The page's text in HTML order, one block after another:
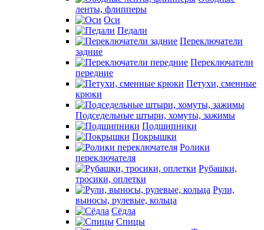
ленты, флипперы
Оси
Педали
Переключатели
задние
Переключатели
передние
Петухи, сменные
крюки
Подседельные штыри, хомуты, зажимы
Подшипники
Покрышки
Ролики
переключателя
Рубашки,
тросики, оплетки
Рули,
выносы, рулевые, кольца
Сёдла
Спицы